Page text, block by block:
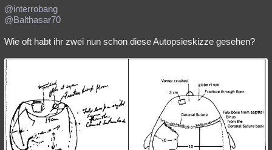
@interrobang
@Balthasar70
Wie oft habt ihr zwei nun schon diese Autopsieskizze gesehen?